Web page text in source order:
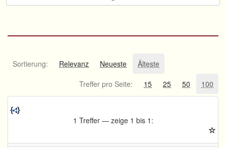
Sortierung: Relevanz Neueste
Älteste
Treffer pro Seite:
15 25 50 100
1 Treffer — zeige 1 bis 1: